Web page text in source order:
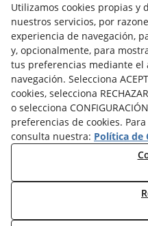
NOTICIAS
NOTICIAS ACS
TARIFAS FABRICANTES
NOVEDADES
MI CUENTA
CONTÁCTANOS
DEVOLUCIONES
TRABAJA CON
Utilizamos cookies propias y
nuestros servicios, por
experiencia de navegación,
y, opcionalmente, para
tus preferencias mediante
navegación. Selecciona
cookies, selecciona
o selecciona
preferencias de cookies.
consulta nuestra: Política de